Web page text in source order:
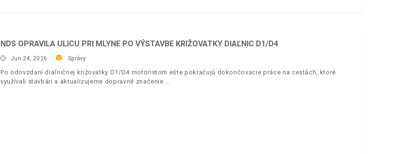
NDS OPRAVILA ULICU PRI MLYNE PO VÝSTAVBE KRIŽOVATKY DIAĽNIC D1/D4
Jun 24, 2026 Správy
Po odovzdaní diaľničnej križovatky D1/D4 motoristom ešte pokračujú dokončovacie práce na cestách, ktoré
využívali stavbári a aktualizujeme dopravné značenie.